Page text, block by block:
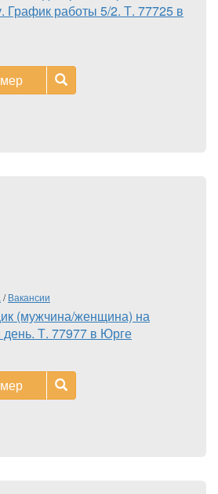
График работы 5/2. Т. 77725 в
/Вакансии
(мужчина/женщина) на
Т. 77977 в Юрге